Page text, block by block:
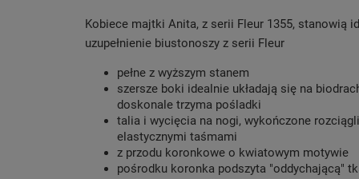
Kobiece majtki Anita, z serii Fleur 1355, stanowią
uzupełnienie biustonoszy z serii Fleur
pełne z wyższym stanem
szersze boki idealnie układają się na
doskonale trzyma pośladki
talia i wycięcia na nogi, wykończone
elastycznymi taśmami
z przodu koronkowe o kwiatowym motywie
pośrodku koronka podszyta "oddychającą"